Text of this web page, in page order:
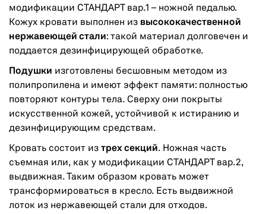
модификации СТАНДАРТ вар.1 – ножной педалью.
Кожух кровати выполнен из высококачественной
нержавеющей стали: такой материал долговечен и
поддается дезинфицирующей обработке.
Подушки изготовлены бесшовным методом из
полипропилена и имеют эффект памяти: полностью
повторяют контуры тела. Сверху они покрыты
искусственной кожей, устойчивой к истиранию и
дезинфицирующим средствам.
Кровать состоит из трех секций. Ножная часть
съемная или, как у модификации СТАНДАРТ вар.2,
выдвижная. Таким образом кровать может
трансформироваться в кресло. Есть выдвижной
лоток из нержавеющей стали для отходов.